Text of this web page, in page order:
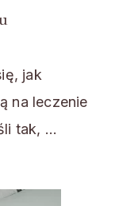
jak
na leczenie
tak, …